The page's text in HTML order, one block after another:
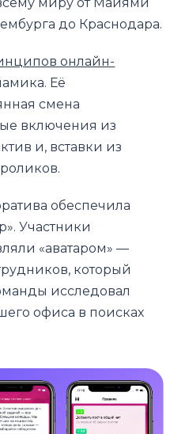
до Краснодара.
онлайн-
Её
смена
включения из
и, вставки из
обеспечила
Участники
«аватаром» —
который
исследовал
офиса в поисках